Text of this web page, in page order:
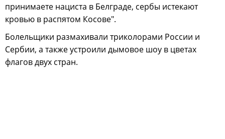
принимаете нациста в Белграде, сербы истекают
кровью в распятом Косове".
Болельщики размахивали триколорами России и
Сербии, а также устроили дымовое шоу в цветах
флагов двух стран.